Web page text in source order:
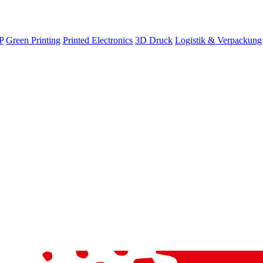
Green Printing Printed Electronics 3D Druck Logistik & Verpackung